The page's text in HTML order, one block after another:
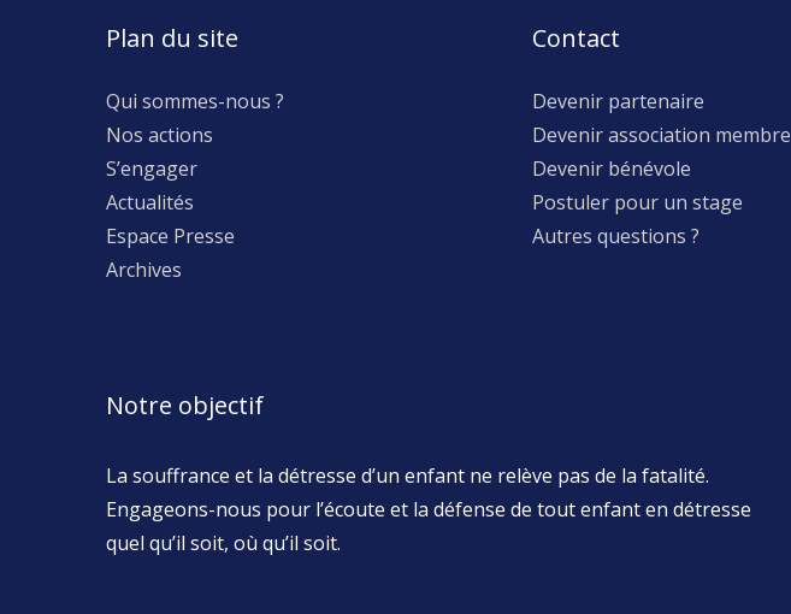
Plan du site
Qui sommes-nous ?
Nos actions
S’engager
Actualités
Espace Presse
Archives
Contact
Devenir partenaire
Devenir association membre
Devenir bénévole
Postuler pour un stage
Autres questions ?
Notre objectif
La souffrance et la détresse d’un enfant ne relève pas de la fatalité.
Engageons-nous pour l’écoute et la défense de tout enfant en détresse
quel qu’il soit, où qu’il soit.